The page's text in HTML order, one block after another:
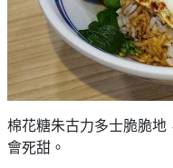
棉花糖朱古力多士脆脆
會死甜。